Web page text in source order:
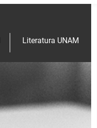
Literatura UNAM